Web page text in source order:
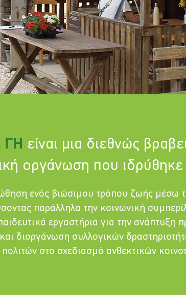
ΓΗ είναι μια διεθνώς
οργάνωση που ιδρύθηκε
ενός βιώσιμου τρόπου ζωής μέσω
παράλληλα την κοινωνική
εργαστήρια για την ανάπτυξη
διοργάνωση συλλογικών
στο σχεδιασμό ανθεκτικών